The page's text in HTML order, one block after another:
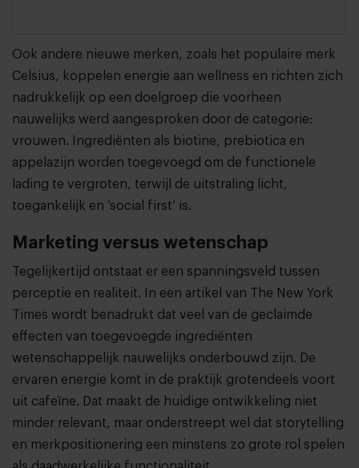
Ook andere nieuwe merken, zoals het populaire merk
Celsius, koppelen energie aan wellness en richten zich
nadrukkelijk op een doelgroep die voorheen
nauwelijks werd aangesproken door de categorie:
vrouwen. Ingrediënten als biotine, prebiotica en
appelazijn worden toegevoegd om de functionele
lading te vergroten, terwijl de uitstraling licht,
toegankelijk en ‘social first’ is.
Marketing versus wetenschap
Tegelijkertijd ontstaat er een spanningsveld tussen
perceptie en realiteit. In een artikel van The New York
Times wordt benadrukt dat veel van de geclaimde
effecten van toegevoegde ingrediënten
wetenschappelijk nauwelijks onderbouwd zijn. De
ervaren energie komt in de praktijk grotendeels voort
uit cafeïne. Dat maakt de huidige ontwikkeling niet
minder relevant, maar onderstreept wel dat storytelling
en merkpositionering een minstens zo grote rol spelen